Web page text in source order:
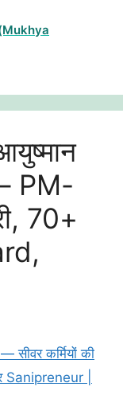
(Mukhya
PM-
70+
कर्मियों की
Sanipreneur |